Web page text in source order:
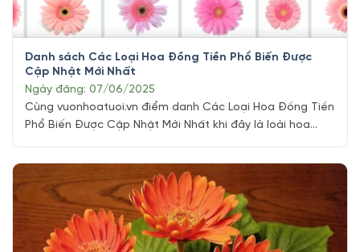
Danh sách Các Loại Hoa Đồng Tiền Phổ Biến Được
Cập Nhật Mới Nhất
Ngày đăng: 07/06/2025
Cùng vuonhoatuoi.vn điểm danh Các Loại Hoa Đồng Tiền
Phổ Biến Được Cập Nhật Mới Nhất khi đây là loài hoa
2025, hoa đồng tiền tiếp tục chiếm trọn trái tim của
người yêu hoa với sự đa dạng về màu sắc, chủng loại [...]